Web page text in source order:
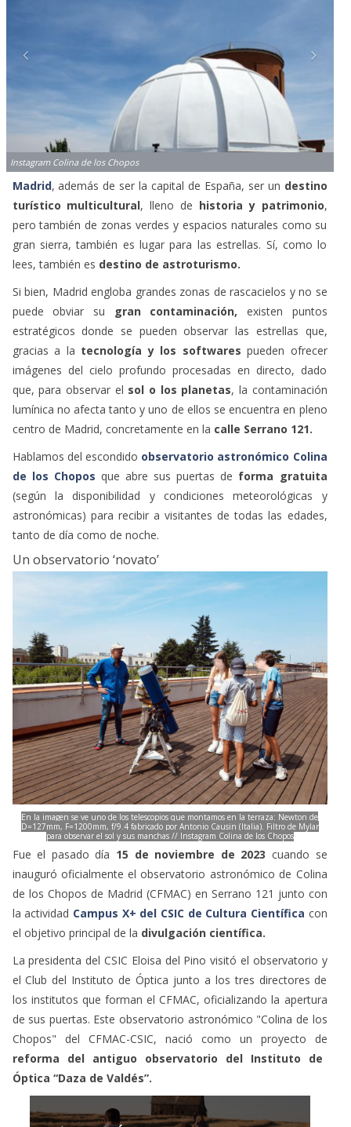
Instagram Colina de los Chopos
Madrid, además de ser la capital de España, ser un destino
turístico multicultural, lleno de historia y patrimonio,
pero también de zonas verdes y espacios naturales como su
gran sierra, también es lugar para las estrellas. Sí, como lo
lees, también es destino de astroturismo.
Si bien, Madrid engloba grandes zonas de rascacielos y no se
puede obviar su
gran contaminación, existen puntos
estratégicos donde se pueden observar las estrellas que,
gracias a la tecnología y los softwares pueden ofrecer
imágenes del cielo profundo procesadas en directo, dado
que, para observar el sol o los planetas, la contaminación
lumínica no afecta tanto y uno de ellos se encuentra en pleno
centro de Madrid, concretamente en la calle Serrano 121.
Hablamos del escondido observatorio astronómico Colina
de los Chopos que abre sus puertas de forma gratuita
(según la disponibilidad y condiciones meteorológicas y
astronómicas) para recibir a visitantes de todas las edades,
tanto de día como de noche.
Un observatorio ‘novato’
En la imagen se ve uno de los telescopios que montamos en la terraza: Newton de
D=127mm, F=1200mm, f/9.4 fabricado por Antonio Causin (Italia). Filtro de Mylar
para observar el sol y sus manchas // Instagram Colina de los Chopos
Fue el pasado día 15 de noviembre de 2023 cuando se
inauguró oficialmente el observatorio astronómico de Colina
de los Chopos de Madrid (CFMAC) en Serrano 121 junto con
la actividad Campus X+ del CSIC de Cultura Científica con
el objetivo principal de la divulgación científica.
La presidenta del CSIC Eloisa del Pino visitó el observatorio y
el Club del Instituto de Óptica junto a los tres directores de
los institutos que forman el CFMAC, oficializando la apertura
de sus puertas. Este observatorio astronómico "Colina de los
Chopos" del CFMAC-CSIC, nació como un proyecto de
reforma del antiguo observatorio del Instituto de
Óptica “Daza de Valdés”.